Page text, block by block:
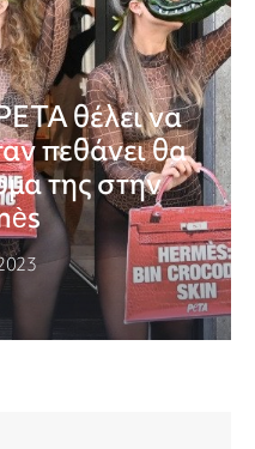
θέλει να
πεθάνει θα
της στην